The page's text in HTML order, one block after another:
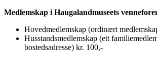
Medlemskap i Haugalandmuseets
Hovedmedlemskap (ordinært
Husstandsmedlemskap (ett
bostedsadresse) kr. 100,-